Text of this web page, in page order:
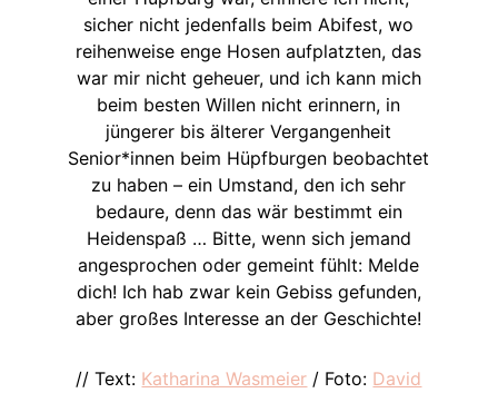
sicher nicht jedenfalls beim Abifest, wo
reihenweise enge Hosen aufplatzten, das
war mir nicht geheuer, und ich kann mich
beim besten Willen nicht erinnern, in
jüngerer bis älterer Vergangenheit
Senior*innen beim Hüpfburgen beobachtet
zu haben – ein Umstand, den ich sehr
bedaure, denn das wär bestimmt ein
Heidenspaß … Bitte, wenn sich jemand
angesprochen oder gemeint fühlt: Melde
dich! Ich hab zwar kein Gebiss gefunden,
aber großes Interesse an der Geschichte!
// Text: Katharina Wasmeier / Foto: David